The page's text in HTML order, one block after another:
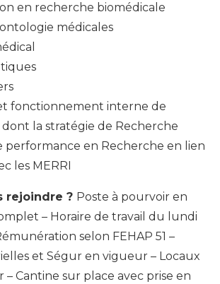
en recherche biomédicale
médicales
fonctionnement interne de
dont la stratégie de Recherche
performance en Recherche en lien
les MERRI
rejoindre ? Poste à pourvoir en
– Horaire de travail du lundi
selon FEHAP 51 –
et Ségur en vigueur – Locaux
Cantine sur place avec prise en